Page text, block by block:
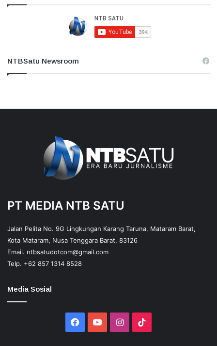
NTBSatu Newsroom
PT MEDIA NTB SATU
Jalan Pelita No. 9G Lingkungan Karang Taruna, Mataram Barat,
Kota Mataram, Nusa Tenggara Barat, 83126
Email. ntbsatudotcom@gmail.com
Telp. +62 857 1314 8528
Media Sosial
Facebook
YouTubeInstagram